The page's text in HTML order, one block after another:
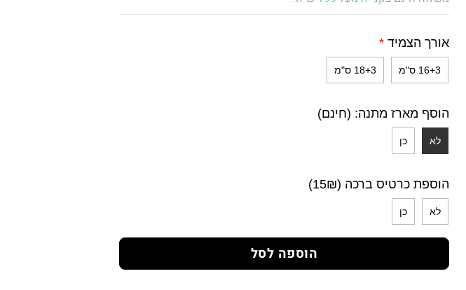
369.00 ₪.
244.00 ₪.
אורך הצמיד*
16+3 ס"מ 18+3 ס"מ
הוסף מארז מתנה: (חינם)
לא כן
הוספת כרטיס ברכה (15₪)
לא כן
הוספה לסל